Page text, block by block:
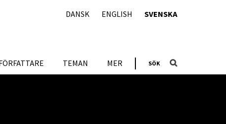
TEMAN MER SÖK
DANSK ENGLISH SVENSKA